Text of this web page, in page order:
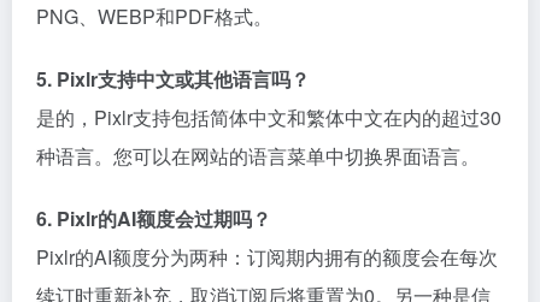
PNG、WEBP和PDF格式。
5. Pixlr支持中文或其他语言吗？
是的，Pixlr支持包括简体中文和繁体中文在内的超过30
种语言。您可以在网站的语言菜单中切换界面语言。
6. Pixlr的AI额度会过期吗？
Pixlr的AI额度分为两种：订阅期内拥有的额度会在每次
续订时重新补充，取消订阅后将重置为0。另一种是信